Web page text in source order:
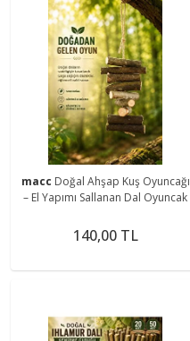
macc Doğal Ahşap Kuş Oyuncağı
– El Yapımı Sallanan Dal Oyuncak
140,00 TL